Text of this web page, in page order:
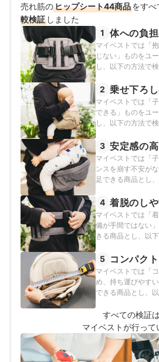
売れ筋のヒップシート44商品をすべ
較検証 しました
1 体への負
マイベストでは「
じない」ものをユ
し、以下の方法で
2 乗せ下ろ
マイベストでは「
できる」ものをユ
し、以下の方法で
3 安定感の
マイベストでは「
ンスを崩す不安が
足できる商品とし
4 着脱のし
マイベストでは「
備が手間ではない
きる商品とし、以
5 コンパク
マイベストでは「
め、持ち運びやす
できる商品とし、
すべての検証は
マイベストが行って